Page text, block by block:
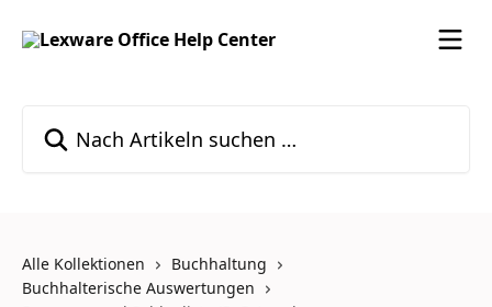
Alle Kollektionen
Buchhaltung
Buchhalterische Auswertungen